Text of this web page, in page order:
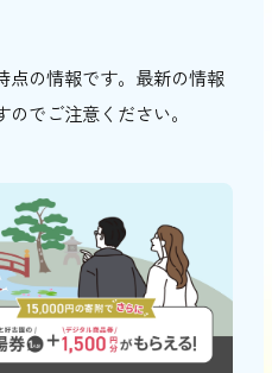
の情報です。最新の情報
でご注意ください。